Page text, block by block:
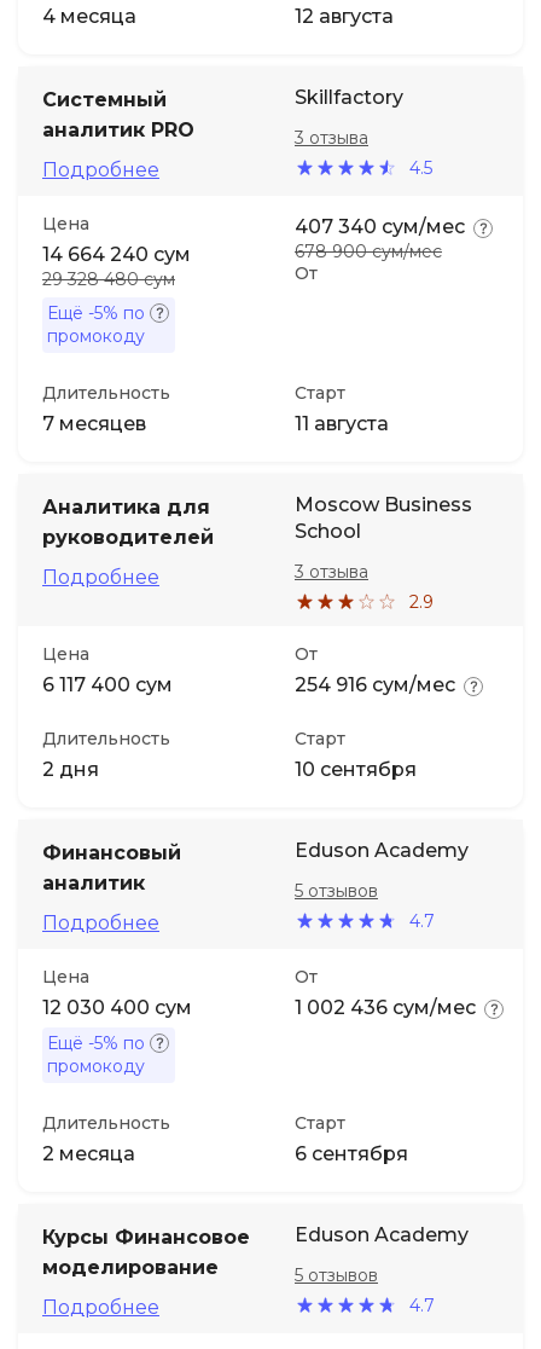
4 месяца 12 августа
Системный
аналитик PRO
Подробнее
Skillfactory
4.5
3 отзыва
Цена
14 664 240 сум
29 328 480 сум
Ещё -5% по
промокоду
От
407 340 сум/мес
678 900 сум/мес
Длительность
7 месяцев
Старт
11 августа
Аналитика для
руководителей
Подробнее
Moscow Business
School
2.9
3 отзыва
Цена
6 117 400 сум
От
254 916 сум/мес
Длительность
2 дня
Старт
10 сентября
Финансовый
аналитик
Подробнее
Eduson Academy
4.7
5 отзывов
Цена
12 030 400 сум
Ещё -5% по
промокоду
От
1 002 436 сум/мес
Длительность
2 месяца
Старт
6 сентября
Курсы Финансовое
моделирование
Подробнее
Eduson Academy
4.7
5 отзывов